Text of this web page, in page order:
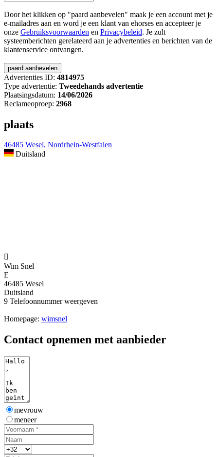
Door het klikken op "paard aanbevelen" maak je een account met je
e-mailadres aan en word je een klant van ehorses en accepteer je
onze Gebruiksvoorwaarden en Privacybeleid. Je zult
systeemberichten gerelateerd aan je advertenties en berichten van de
klantenservice ontvangen.
Advertenties ID: 4814975
Type advertentie: Tweedehands advertentie
Plaatsingsdatum: 14/06/2026
Reclameoproep: 2968
plaats
46485 Wesel, Nordrhein-Westfalen
Duitsland

Wim Snel
E
46485 Wesel
Duitsland
9 Telefoonnummer weergeven
Homepage: wimsnel
Contact opnemen met aanbieder
mevrouw
meneer